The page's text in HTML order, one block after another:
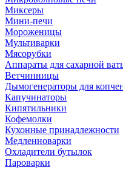
Миксеры
Мини-печи
Мороженицы
Мультиварки
Мясорубки
Аппараты для сахарной
Ветчинницы
Дымогенераторы для
Капучинаторы
Кипятильники
Кофемолки
Кухонные принадлежности
Медленноварки
Охладители бутылок
Пароварки